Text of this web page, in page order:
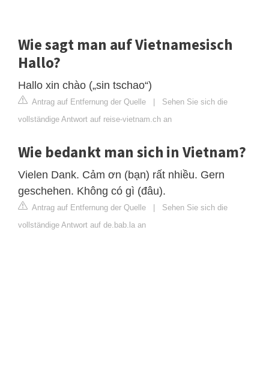
Wie sagt man auf Vietnamesisch
Hallo?
Hallo xin chào („sin tschao“)
Antrag auf Entfernung der Quelle
Sehen Sie sich die
vollständige Antwort auf reise-vietnam.ch an
Wie bedankt man sich in Vietnam?
Vielen Dank. Cảm ơn (bạn) rất nhiều. Gern
geschehen. Không có gì (đâu).
Antrag auf Entfernung der Quelle
Sehen Sie sich die
vollständige Antwort auf de.bab.la an